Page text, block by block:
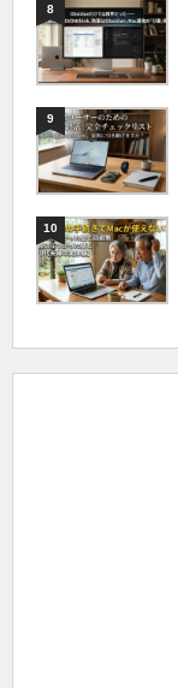
8
9
10